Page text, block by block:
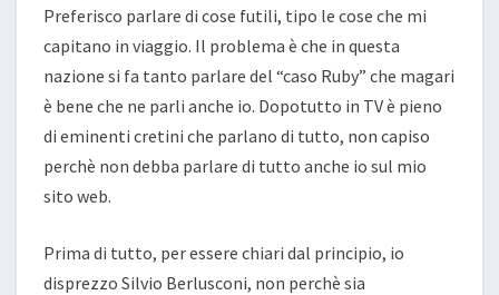
Preferisco parlare di cose futili, tipo le cose che mi
capitano in viaggio. Il problema è che in questa
nazione si fa tanto parlare del “caso Ruby” che magari
è bene che ne parli anche io. Dopotutto in TV è pieno
di eminenti cretini che parlano di tutto, non capiso
perchè non debba parlare di tutto anche io sul mio
sito web.
Prima di tutto, per essere chiari dal principio, io
disprezzo Silvio Berlusconi, non perchè sia